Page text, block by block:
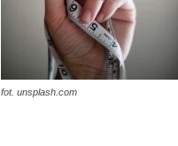
fot. unsplash.com